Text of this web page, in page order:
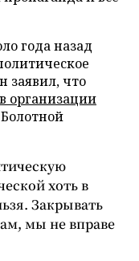
года назад
заявил, что
организации
хоть в
Закрывать
мы не вправе